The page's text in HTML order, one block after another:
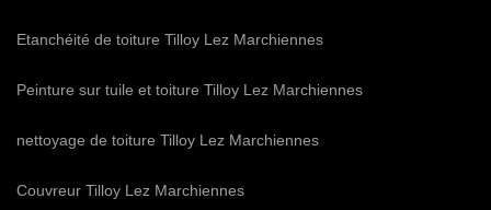
Etanchéité de toiture Tilloy Lez Marchiennes
Peinture sur tuile et toiture Tilloy Lez Marchiennes
nettoyage de toiture Tilloy Lez Marchiennes
Couvreur Tilloy Lez Marchiennes